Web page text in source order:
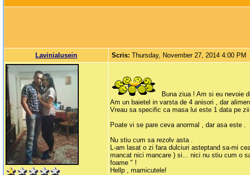
LaviniaIusein Scris:Thursday, November 27, 2014 4:00 PM
Buna ziua ! Am si eu nevoie
Am un baietel in varsta de 4 anisori , dar
Vreau sa specific ca masa lui este 1 data pe
Poate vi se pare ceva anormal , dar asa este .
Nu stiu cum sa rezolv asta .
L-am lasat o zi fara dulciuri asteptand sa-mi
mancat nici mancare ) si... nici nu stiu cum o
foame " !
Hellp , mamicutele!